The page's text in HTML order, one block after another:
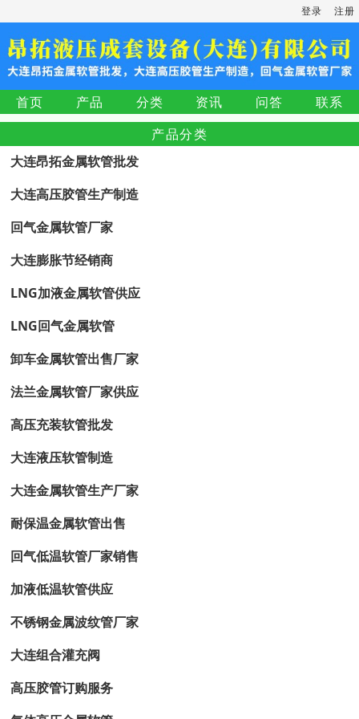
登录 注册
首页 产品 分类 资讯 问答
联系
产品分类
大连昂拓金属软管批发
大连高压胶管生产制造
回气金属软管厂家
大连膨胀节经销商
LNG加液金属软管供应
LNG回气金属软管
卸车金属软管出售厂家
法兰金属软管厂家供应
高压充装软管批发
大连液压软管制造
大连金属软管生产厂家
耐保温金属软管出售
回气低温软管厂家销售
加液低温软管供应
不锈钢金属波纹管厂家
大连组合灌充阀
高压胶管订购服务